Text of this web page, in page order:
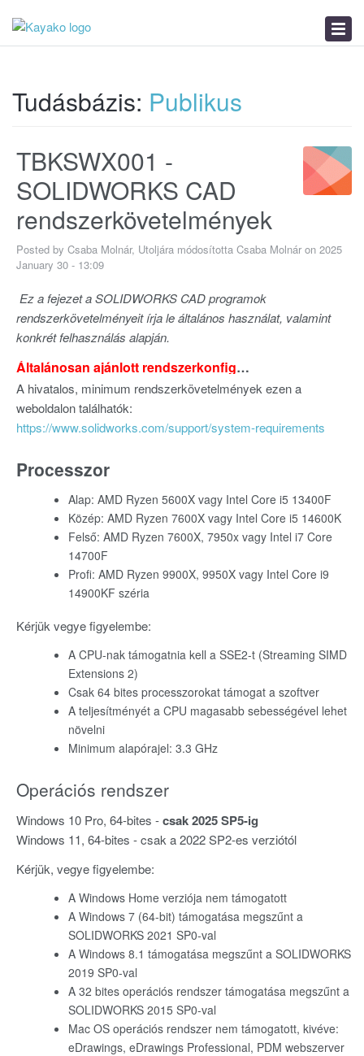
Tudásbázis: Publikus
TBKSWX001 -
SOLIDWORKS CAD
rendszerkövetelmények
Posted by Csaba Molnár, Utoljára módosította Csaba Molnár on 2025
January 30 - 13:09
Ez a fejezet a SOLIDWORKS CAD programok
rendszerkövetelményeit írja le általános használat, valamint
konkrét felhasználás alapján.
Általánosan ajánlott rendszerkonfiguráció
A hivatalos, minimum rendszerkövetelmények ezen a
weboldalon találhatók:
https://www.solidworks.com/support/system-requirements
Processzor
Alap: AMD Ryzen 5600X vagy Intel Core i5 13400F
Közép: AMD Ryzen 7600X vagy Intel Core i5 14600K
Felső: AMD Ryzen 7600X, 7950x vagy Intel i7 Core
14700F
Profi: AMD Ryzen 9900X, 9950X vagy Intel Core i9
14900KF széria
Kérjük vegye figyelembe:
A CPU-nak támogatnia kell a SSE2-t (Streaming SIMD
Extensions 2)
Csak 64 bites processzorokat támogat a szoftver
A teljesítményét a CPU magasabb sebességével lehet
növelni
Minimum alapórajel: 3.3 GHz
Operációs rendszer
Windows 10 Pro, 64-bites -csak 2025 SP5-ig
Windows 11, 64-bites - csak a 2022 SP2-es verziótól
Kérjük, vegye figyelembe:
A Windows Home verziója nem támogatott
A Windows 7 (64-bit) támogatása megszűnt a
SOLIDWORKS 2021 SP0-val
A Windows 8.1 támogatása megszűnt a SOLIDWORKS
2019 SP0-val
A 32 bites operációs rendszer támogatása megszűnt a
SOLIDWORKS 2015 SP0-val
Mac OS operációs rendszer nem támogatott, kivéve:
eDrawings, eDrawings Professional, PDM webszerver